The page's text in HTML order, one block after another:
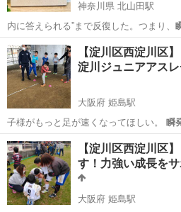
神奈川県 北山田駅
内に答えられる”まで反復した。つまり、
す。」 📌 や…
神奈川 横浜市 北山田駅 塾
【淀川区西淀川区
淀川ジュニアアス
大阪府 姫島駅
子様がもっと足が速くなってほしい。 瞬
や気持ちが強…
大阪 大阪市 姫島駅 スポーツ
【淀川区西淀川区
す！力強い成長を
大阪府 姫島駅